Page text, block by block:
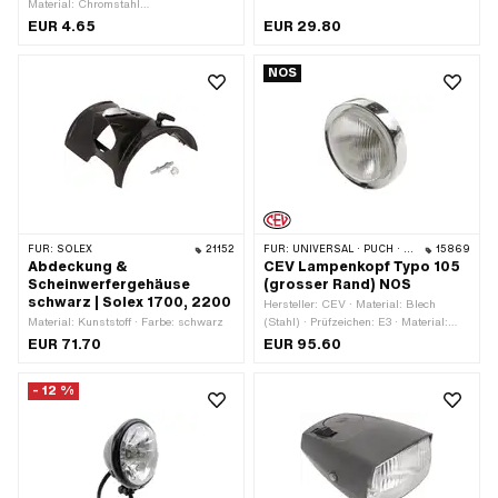
Material: Chromstahl
(umgangssprachlich bekannt als
Nenndurchmesser (Gewinde): 6 mm ·
Schraubenkopf: Sechskant ·
Oberfläche: rostfrei · Schlüsselweite:
10 mm · Anzahl Bestandteile: 4 Stk.
EUR 4.65 EUR 29.80
FÜR: SOLEX 21152
Abdeckung &
Scheinwerfergehäuse
schwarz | Solex 1700, 2200
Material: Kunststoff · Farbe: schwarz
EUR 71.70
NOS
FÜR: UNIVERSAL · PUCH · SACHS 15869
CEV Lampenkopf Typo 105
(grosser Rand) NOS
Hersteller: CEV · Material: Blech
(Stahl) · Prüfzeichen: E3 · Material:
Glas · Material: Kunststoff · Farbe:
Ø Fassung: 44.7 mm · Ø Anschluss
aussen: 130 mm ·
Leuchtmittelfassung: BA20d ·
Befestigungsart: Lasche zum
Schrauben · Tiefe: 82 mm · Anzahl
Befestigungspunkte: 1 Stk.
EUR 95.60
- 12 %